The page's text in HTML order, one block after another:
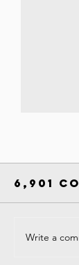
6,901
Write a